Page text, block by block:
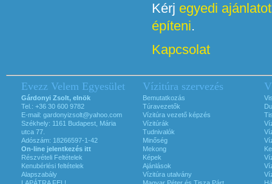
Kérj egyedi ajánlatot
építeni.
Kapcsolat
Evezz Velem Egyesület
Gárdonyi Zsolt, elnök
Tel.: +36 30 600 9782
E-mail: gardonyizsolt@yahoo.com
Székhely: 1161 Budapest, Mária
utca 77.
Adószám: 18266597-1-42
On-line jelentkezés itt
Részvételi Feltételek
Kenubérlési feltételek
Alapszabály
Vízitúra szervezés
Bemutatkozás
Túravezetők
Vízitúra vezető képzés
Vízitúrák
Tudnivalók
Minőség
Mekong
Képek
Ajánlások
Vízitúra utalvány